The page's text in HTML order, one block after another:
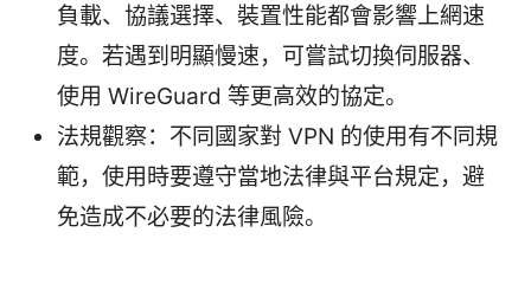
負載、協議選擇、裝置性能都會影響上網速
度。若遇到明顯慢速，可嘗試切換伺服器、
使用 WireGuard 等更高效的協定。
法規觀察：不同國家對 VPN 的使用有不同規
範，使用時要遵守當地法律與平台規定，避
免造成不必要的法律風險。